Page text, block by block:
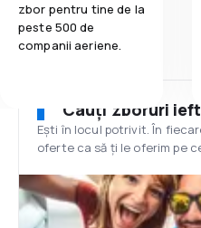
zbor pentru tine de la
peste 500 de
companii aeriene.
Cauți zboruri
Ești în locul potrivit. În
oferte ca să ți le oferim pe